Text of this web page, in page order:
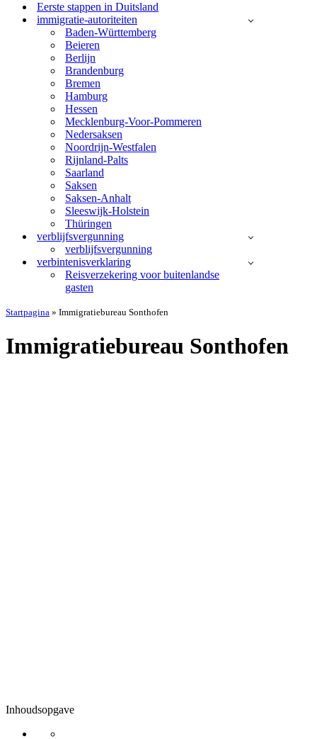
Eerste stappen in Duitsland
immigratie-autoriteiten
Baden-Württemberg
Beieren
Berlijn
Brandenburg
Bremen
Hamburg
Hessen
Mecklenburg-Voor-Pommeren
Nedersaksen
Noordrijn-Westfalen
Rijnland-Palts
Saarland
Saksen
Saksen-Anhalt
Sleeswijk-Holstein
Thüringen
verblijfsvergunning
verblijfsvergunning
verbintenisverklaring
Reisverzekering voor buitenlandse
gasten
Startpagina » Immigratiebureau Sonthofen
Immigratiebureau Sonthofen
Inhoudsopgave